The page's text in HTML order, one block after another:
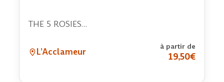
THE 5 ROSIES…
L’Acclameur
à partir de
19,50€